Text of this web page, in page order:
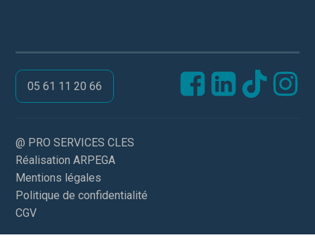
05 61 11 20 66
@ PRO SERVICES CLES
Réalisation ARPEGA
Mentions légales
Politique de confidentialité
CGV